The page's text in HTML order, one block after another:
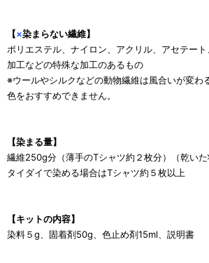
【×染まらない繊維】
ポリエステル、ナイロン、アクリル、アセテー
加工などの特殊な加工のあるもの
※ウールやシルクなどの動物繊維は風合いが変わ
色をおすすめできません。
【染まる量】
繊維250g分（薄手のTシャツ約２枚分）（乾いた
タイダイで染める場合はTシャツ約５枚以上
【キットの内容】
染料５g、固着剤50g、色止め剤15ml、説明書